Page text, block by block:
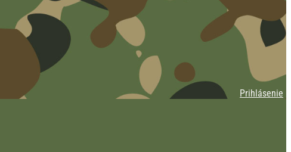
Prihlásenie